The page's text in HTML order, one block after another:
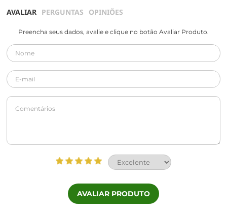
AVALIAR PERGUNTAS OPINIÕES
Preencha seus dados, avalie e clique no botão Avaliar Produto.
AVALIAR PRODUTO